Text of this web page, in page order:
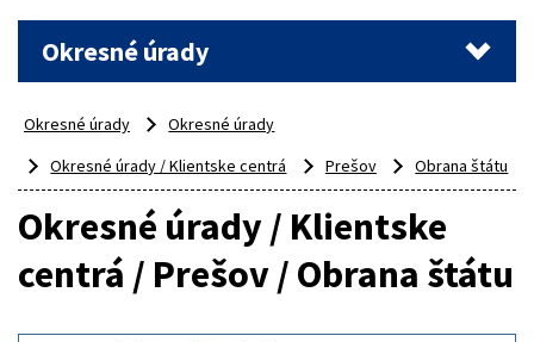
Okresné úrady
Okresné úrady
Okresné úrady
Okresné úrady / Klientske centrá
Prešov Obrana štátu
Okresné úrady / Klientske
centrá / Prešov / Obrana štátu